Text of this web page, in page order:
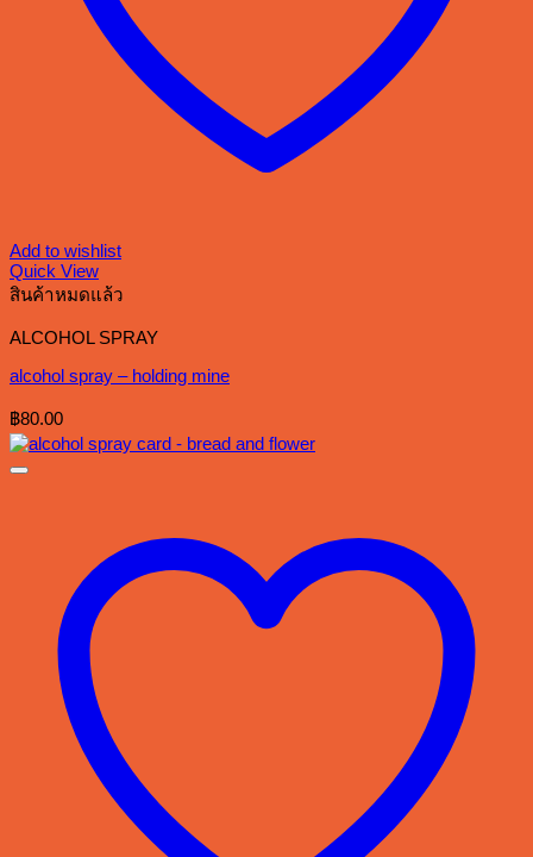
Add to wishlist
Quick View
สินค้าหมดแล้ว
ALCOHOL SPRAY
alcohol spray – holding mine
฿80.00